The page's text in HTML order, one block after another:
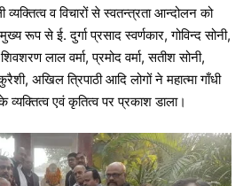
व विचारों से स्वतन्त्रता आन्दोलन को
रूप से ई. दुर्गा प्रसाद स्वर्णकार, गोविन्द सोनी,
लाल वर्मा, प्रमोद वर्मा, सतीश सोनी,
अखिल त्रिपाठी आदि लोगों ने महात्मा गाँधी
एवं कृतित्व पर प्रकाश डाला।